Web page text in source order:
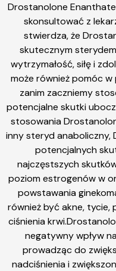
Drostanolone
skonsultować z
stwierdza, że
skutecznym
wytrzymałość, siłę i
może również pomóc
zanim zaczniemy
potencjalne skutki
stosowania
inny steryd anaboliczny,
potencjalnych
najczęstszych
poziom estrogenów w
powstawania
również być akne,
ciśnienia
negatywny wpływ
prowadząc do
nadciśnienia i